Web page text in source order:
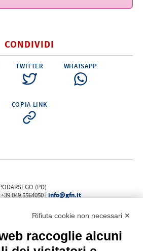
CONDIVIDI
TWITTER WHATSAPP
COPIA LINK
(PD)
| info@gfn.it
Rifiuta cookie non necessari ✕
raccoglie alcuni